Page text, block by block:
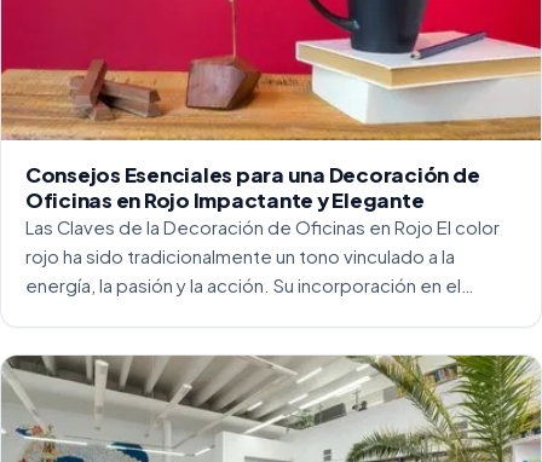
Consejos Esenciales para una Decoración de
Oficinas en Rojo Impactante y Elegante
Las Claves de la Decoración de Oficinas en Rojo El color
rojo ha sido tradicionalmente un tono vinculado a la
energía, la pasión y la acción. Su incorporación en el